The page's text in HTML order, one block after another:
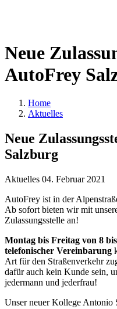
Neue
AutoFrey
Home
Aktuelles
Neue
Salzburg
Aktuelles 04. Februar 2021
AutoFrey ist in der
Ab sofort bieten wir mit
Zulassungsstelle an!
Montag bis Freitag von 8
telefonischer Vereinbarung
Art für den Straßenverkehr
dafür auch kein Kunde sein,
jedermann und jederfrau!
Unser neuer Kollege Antonio